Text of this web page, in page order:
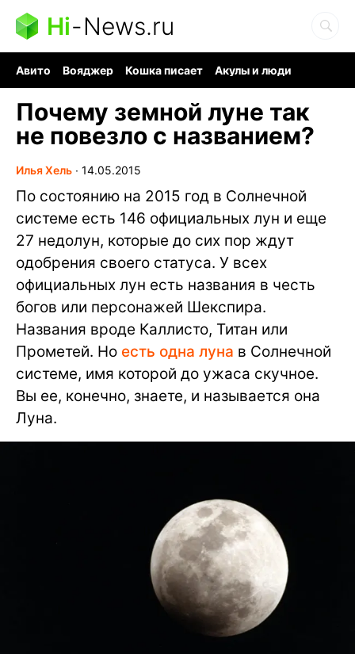
Hi-News.ru
Авито Вояджер Кошка писает
Акулы и люди
Почему земной луне так
не повезло с названием?
Илья Хель ∙ 14.05.2015
По состоянию на 2015 год в Солнечной
системе есть 146 официальных лун и еще
27 недолун, которые до сих пор ждут
одобрения своего статуса. У всех
официальных лун есть названия в честь
богов или персонажей Шекспира.
Названия вроде Каллисто, Титан или
Прометей. Но есть одна луна в Солнечной
системе, имя которой до ужаса скучное.
Вы ее, конечно, знаете, и называется она
Луна.